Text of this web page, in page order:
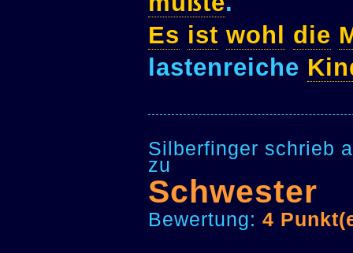
Es ist wohl die
lastenreiche
Silberfinger schrieb
zu
Schwester
Bewertung: 4